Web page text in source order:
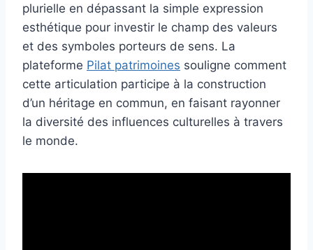
plurielle en dépassant la simple expression
esthétique pour investir le champ des valeurs
et des symboles porteurs de sens. La
plateforme Pilat patrimoines souligne comment
cette articulation participe à la construction
d’un héritage en commun, en faisant rayonner
la diversité des influences culturelles à travers
le monde.